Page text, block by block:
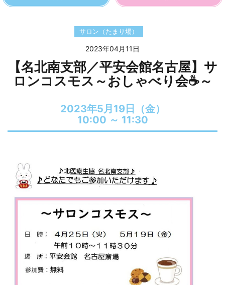
サロン（たまり場）
2023年04月11日
【名北南支部／平安会館名古屋】サ
ロンコスモス～おしゃべり会☕～
2023年5月19日（金）
10:00 ～ 11:30